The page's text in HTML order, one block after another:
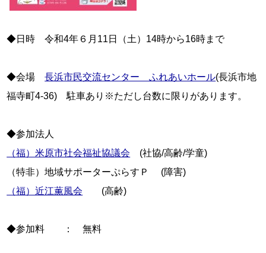
◆日時　令和4年６月11日（土）14時から16時まで
◆会場 長浜市民交流センター　ふれあいホール(長浜市地
福寺町4-36)　駐車あり※ただし台数に限りがあります。
（福）米原市社会福祉協議会 (社協/高齢/学童)
（福）近江薫風会 (高齢)
◆参加料　　：　無料